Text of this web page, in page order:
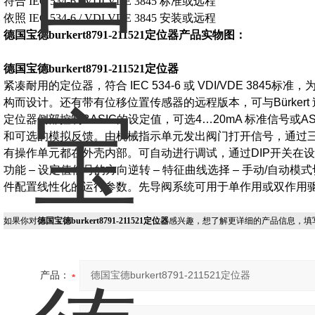
依照 IEC 534-6 / VDI VDE 3845 安装或远程
德国宝德burkert8791-211521定位器产品实物图：
德国宝德burkert8791-211521定位器
紧凑耐用的定位器，符合 IEC 534-6 或 VDI/VDE 3845标准，
构而设计。还有带有位移位置传感器的远程版本，可与
定位器侧部控制BASIC的设定值，可选4…20mA 标准信号或
和可选的模拟反馈。由机械指示单元发出阀门打开信号，通过
有操作单元都在外壳内部。可自动进行调试，通过DIP开关在
功能 – 设定值信号的方向逆转 – 特征曲线选择 – 手动/自动模
件配置线性化的运行参数。先导阀系统可用于单作用或双作用
如果你对德国宝德burkert8791-211521定位器感兴趣，想了解更详细的产品信息，
产品：